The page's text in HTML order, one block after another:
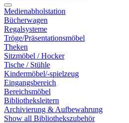
Medienabholstation
Bücherwagen
Regalsysteme
Tröge/Präsentationsmöbel
Theken
Sitzmöbel / Hocker
Tische / Stühle
Kindermöbel/-spielzeug
Eingangsbereich
Bereichsmöbel
Bibliotheksleitern
Archivierung & Aufbewahrung
Show all Bibliothekszubehör